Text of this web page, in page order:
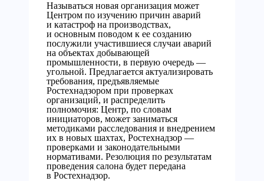
Называться новая организация может
Центром по изучению причин аварий
и катастроф на производствах,
и основным поводом к ее созданию
послужили участившиеся случаи аварий
на объектах добывающей
промышленности, в первую очередь —
угольной. Предлагается актуализировать
требования, предъявляемые
Ростехнадзором при проверках
организаций, и распределить
полномочия: Центр, по словам
инициаторов, может заниматься
методиками расследования и внедрением
их в новых шахтах, Ростехнадзор —
проверками и законодательными
нормативами. Резолюция по результатам
проведения салона будет передана
в Ростехнадзор.